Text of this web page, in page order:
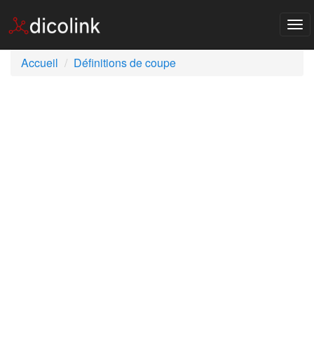
Accueil
Définitions de coupe